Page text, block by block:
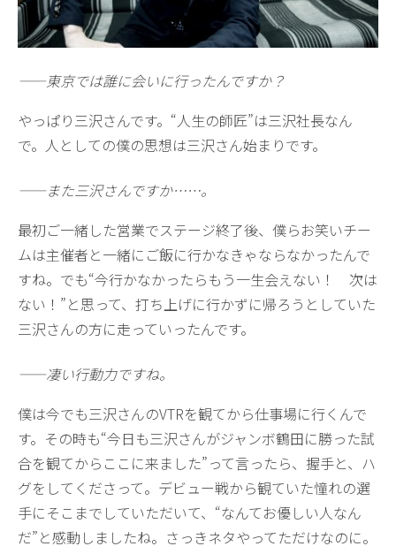
——東京では誰に会いに行ったんですか？
やっぱり三沢さんです。“人生の師匠”は三沢社長なん
で。人としての僕の思想は三沢さん始まりです。
——また三沢さんですか……。
最初ご一緒した営業でステージ終了後、僕らお笑いチー
ムは主催者と一緒にご飯に行かなきゃならなかったんで
すね。でも“今行かなかったらもう一生会えない！ 次は
ない！”と思って、打ち上げに行かずに帰ろうとしていた
三沢さんの方に走っていったんです。
——凄い行動力ですね。
僕は今でも三沢さんのVTRを観てから仕事場に行くんで
す。その時も“今日も三沢さんがジャンボ鶴田に勝った試
合を観てからここに来ました”って言ったら、握手と、ハ
グをしてくださって。デビュー戦から観ていた憧れの選
手にそこまでしていただいて、“なんてお優しい人なん
だ”と感動しましたね。さっきネタやってただけなのに。